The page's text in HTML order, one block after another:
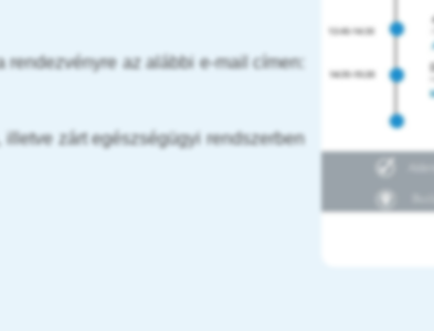
rendezvényre az alábbi e-mail címen:
zárt egészségügyi rendszerben